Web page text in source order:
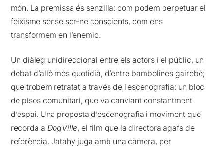
món. La premissa és senzilla: com podem perpetuar el
feixisme sense ser-ne conscients, com ens
transformem en l’enemic.
Un diàleg unidireccional entre els actors i el públic, un
debat d’allò més quotidià, d’entre bambolines gairebé;
que trobem retratat a través de l’escenografia: un bloc
de pisos comunitari, que va canviant constantment
d’espai. Una proposta d’escenografia i moviment que
recorda a DogVille, el film que la directora agafa de
referència. Jatahy juga amb una càmera, per